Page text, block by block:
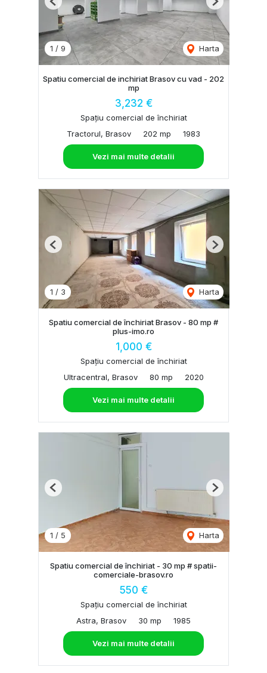
1 / 9 Harta
Previous Next
Spatiu comercial de inchiriat Brasov cu vad - 202
mp
3,232 €
Spațiu comercial de închiriat
Tractorul, Brasov
202 mp 1983
Vezi mai multe detalii
1 / 3 Harta
Previous Next
Spatiu comercial de închiriat Brasov - 80 mp #
plus-imo.ro
1,000 €
Spațiu comercial de închiriat
Ultracentral, Brasov
80 mp 2020
Vezi mai multe detalii
1 / 5 Harta
Previous Next
Spatiu comercial de închiriat - 30 mp # spatii-
comerciale-brasov.ro
550 €
Spațiu comercial de închiriat
Astra, Brasov
30 mp 1985
Vezi mai multe detalii